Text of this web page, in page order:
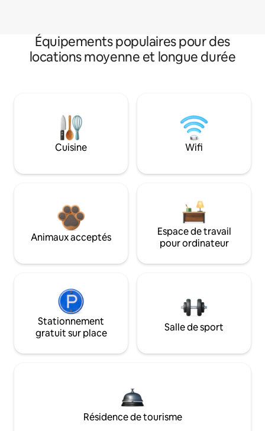
Équipements populaires pour des
locations moyenne et longue durée
Cuisine Wifi
Animaux acceptés
Espace de travail
pour ordinateur
Stationnement
gratuit sur place
Salle de sport
Résidence de tourisme